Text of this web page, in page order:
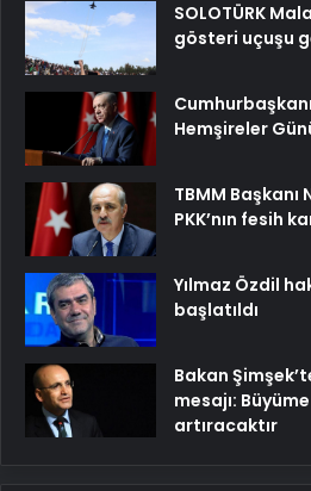
SOLOTÜRK
gösteri uçuşu
Hemşireler
TBMM
PKK’nın fesih
Yılmaz Özdil
başlatıldı
Bakan
mesajı:
artıracaktır